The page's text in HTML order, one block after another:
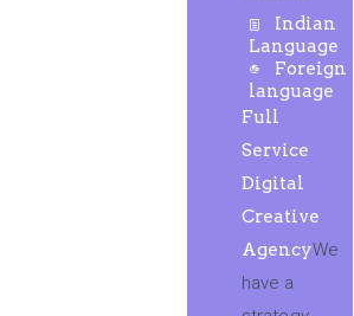
Indian
Language
Foreign
language
Full
Service
Digital
Creative
AgencyWe
have a